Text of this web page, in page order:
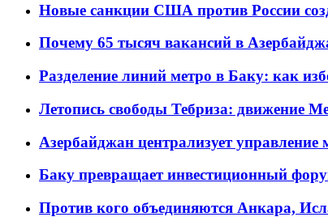
Новые санкции США против России
Почему 65 тысяч вакансий в
Разделение линий метро в Баку: как
Летопись свободы Тебриза: движение
Азербайджан централизует управление
Баку превращает инвестиционный
Против кого объединяются Анкара,